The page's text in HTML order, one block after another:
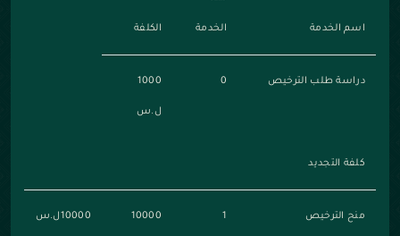
اسم الخدمة الخدمة الكلفة
دراسة طلب الترخيص 0
1000
ل.س
كلفة التجديد
منح الترخيص 1
10000 10000ل.س